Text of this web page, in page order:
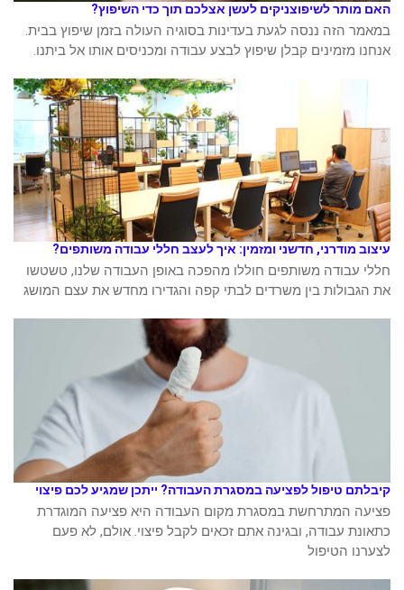
האם מותר לשיפוצניקים לעשן אצלכם תוך כדי השיפוץ?
במאמר הזה ננסה לגעת בעדינות בסוגיה העולה בזמן שיפוץ בבית.
אנחנו מזמינים קבלן שיפוץ לבצע עבודה ומכניסים אותו אל ביתנו.
עיצוב מודרני, חדשני ומזמין: איך לעצב חללי עבודה משותפים?
חללי עבודה משותפים חוללו מהפכה באופן העבודה שלנו, טשטשו
את הגבולות בין משרדים לבתי קפה והגדירו מחדש את עצם המושג
קיבלתם טיפול לפציעה במסגרת העבודה? ייתכן שמגיע לכם פיצוי
פציעה המתרחשת במסגרת מקום העבודה היא פציעה המוגדרת
כתאונת עבודה, ובגינה אתם זכאים לקבל פיצוי. אולם, לא פעם
לצערנו הטיפול